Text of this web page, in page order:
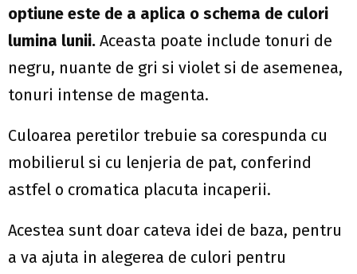
optiune este de a aplica o schema de culori
lumina lunii. Aceasta poate include tonuri de
negru, nuante de gri si violet si de asemenea,
tonuri intense de magenta.
Culoarea peretilor trebuie sa corespunda cu
mobilierul si cu lenjeria de pat, conferind
astfel o cromatica placuta incaperii.
Acestea sunt doar cateva idei de baza, pentru
a va ajuta in alegerea de culori pentru